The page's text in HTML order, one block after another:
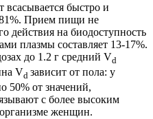
всасывается быстро и
Прием пищи не
действия на биодоступность
плазмы составляет 13-17%.
до 1.2 г средний Vd
Vd зависит от пола: у
50% от значений,
с более высоким
женщин.